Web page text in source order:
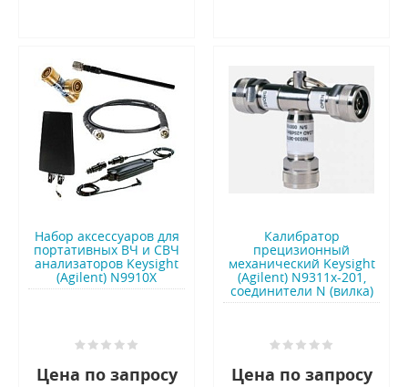
Набор аксессуаров для
портативных ВЧ и СВЧ
анализаторов Keysight
(Agilent) N9910X
Цена по запросу
Калибратор
прецизионный
механический Keysight
(Agilent) N9311х-201,
соединители N (вилка)
Цена по запросу